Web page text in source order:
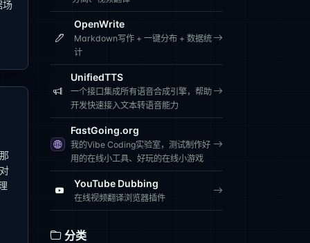
场
OpenWrite
Markdown写作 + 一键分布 + 数据统
计
UnifiedTTS
一个接口集成所有语音合成引擎，帮助
开发快速接入文本转语音能力
FastGoing.org
我的Vibe Coding实验室，测试制作好
用的在线小工具、好玩的在线小游戏
YouTube Dubbing
在线视频翻译浏览器插件
分类